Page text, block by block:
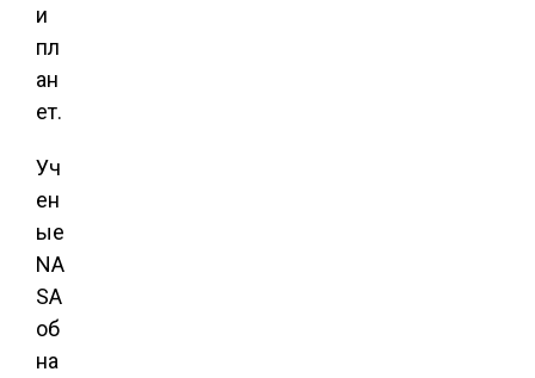
и
пл
ан
ет.
Уч
ен
ые
NA
SA
об
на